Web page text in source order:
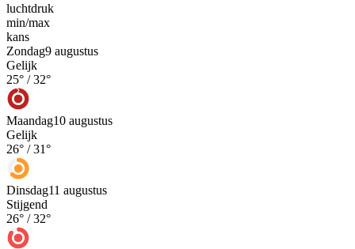
luchtdruk
min/max
kans
Zondag9 augustus
Gelijk
25° /32°
Maandag10 augustus
Gelijk
26° /31°
Dinsdag11 augustus
Stijgend
26° /32°